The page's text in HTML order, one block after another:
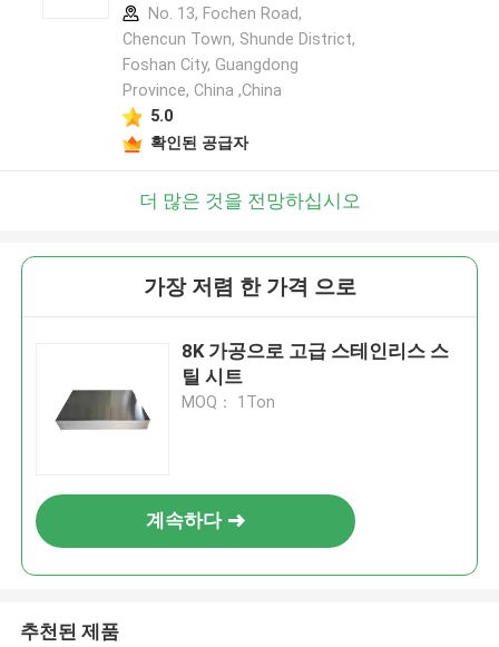
No. 13, Fochen Road,
Chencun Town, Shunde District,
Foshan City, Guangdong
Province, China ,China
5.0
확인된 공급자
더 많은 것을 전망하십시오
가장 저렴 한 가격 으로
8K 가공으로 고급 스테인리스 스
틸 시트
MOQ： 1Ton
계속하다
추천된 제품